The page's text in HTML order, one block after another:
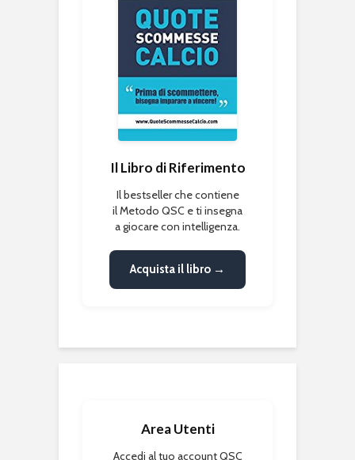
Il Libro di Riferimento
Il bestseller che contiene
il Metodo QSC e ti insegna
a giocare con intelligenza.
Acquista il libro →
Area Utenti
Accedi al tuo account QSC